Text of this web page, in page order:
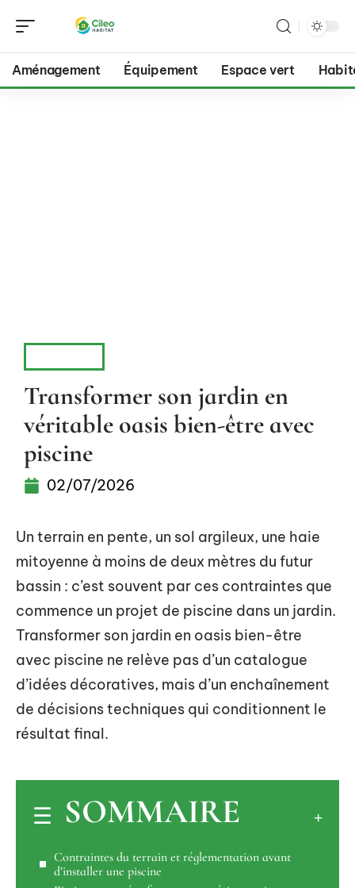
Aménagement Équipement Espace vert
Transformer son jardin en
véritable oasis bien-être avec
piscine
02/07/2026
Un terrain en pente, un sol argileux, une haie
mitoyenne à moins de deux mètres du futur
bassin : c’est souvent par ces contraintes que
commence un projet de piscine dans un jardin.
Transformer son jardin en oasis bien-être
avec piscine ne relève pas d’un catalogue
d’idées décoratives, mais d’un enchaînement
de décisions techniques qui conditionnent le
résultat final.
SOMMAIRE
Contraintes du terrain et réglementation avant
d’installer une piscine